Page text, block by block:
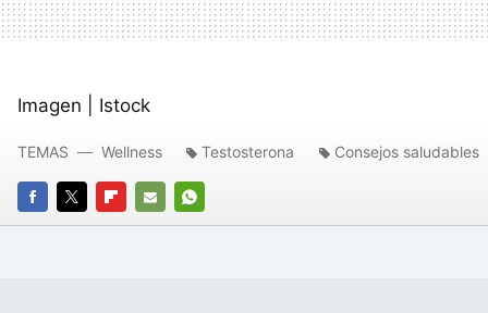
Imagen | Istock
FACEBOOK
TWITTERFLIPBOARD
E-
WHATSAPP
TEMAS Wellness Testosterona Consejos saludables